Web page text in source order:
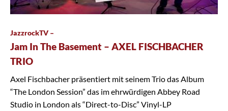
JazzrockTV –
Jam In The Basement – AXEL FISCHBACHER
TRIO
Axel Fischbacher präsentiert mit seinem Trio das Album
“The London Session” das im ehrwürdigen Abbey Road
Studio in London als “Direct-to-Disc” Vinyl-LP